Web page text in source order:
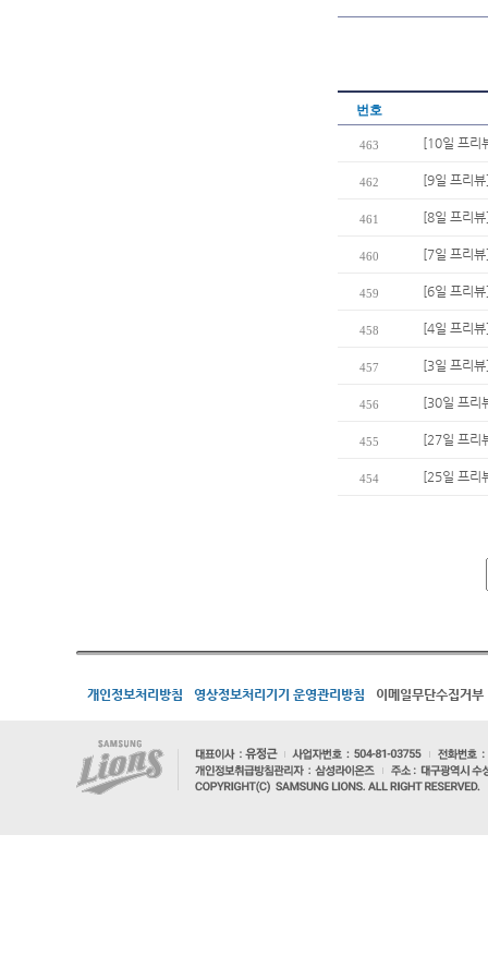
번호
463 [10일 프리
462 [9일 프리
461 [8일 프리
460 [7일 프리
459 [6일 프리
458 [4일 프리
457 [3일 프리
456 [30일 프리
455 [27일 프리
454 [25일 프리
개인정보처리방침 영상정보처리기기 운영관리방침 이메일무단수집거부